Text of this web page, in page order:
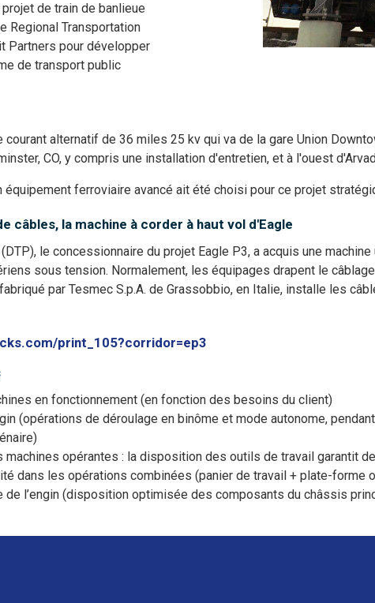
de train de banlieue
Regional Transportation
Partners pour développer
de transport public
courant alternatif de 36 miles 25 kv qui va de la gare Union
CO, y compris une installation d'entretien, et à l'ouest
ferroviaire avancé ait été choisi pour ce projet
câbles, la machine à corder à haut vol d'Eagle
le concessionnaire du projet Eagle P3, a acquis une
sous tension. Normalement, les équipages drapent le
par Tesmec S.p.A. de Grassobbio, en Italie, installe les
print_105?corridor=ep3
en fonctionnement (en fonction des besoins du client)
(opérations de déroulage en binôme et mode autonome,
machines opérantes : la disposition des outils de travail garantit
dans les opérations combinées (panier de travail + plate-forme
de l’engin (disposition optimisée des composants du châssis